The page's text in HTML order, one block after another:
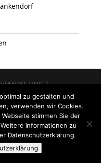
|
zu gestalten und
verwenden wir Cookies.
stimmen Sie der
Informationen zu
Datenschutzerklärung.